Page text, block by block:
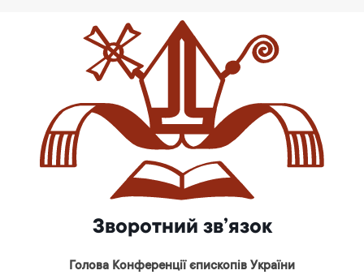
Зворотний зв’язок
Голова Конференції єпископів України